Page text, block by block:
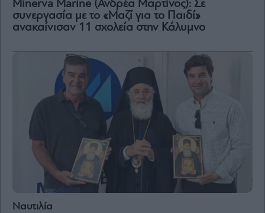
Minerva Marine (Ανδρέα Μαρτίνος): Σε
συνεργασία με το «Μαζί για το Παιδί»
ανακαίνισαν 11 σχολεία στην Κάλυμνο
Ναυτιλία